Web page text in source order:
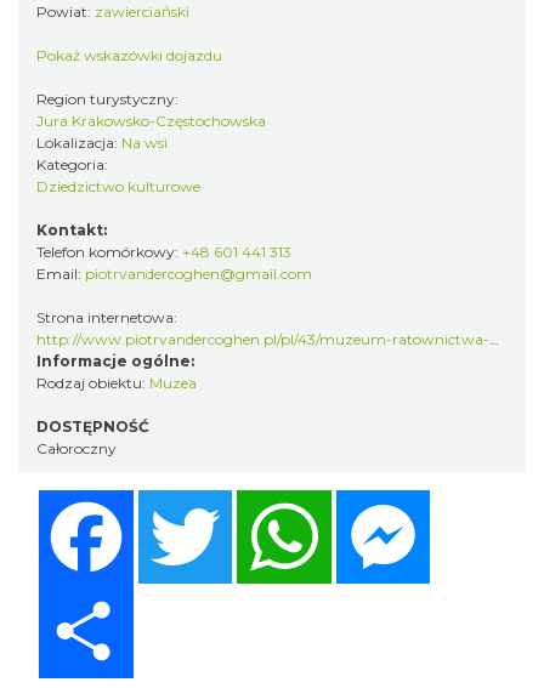
Powiat: zawierciański
Pokaż wskazówki dojazdu
Region turystyczny:
Jura Krakowsko-Częstochowska
Lokalizacja: Na wsi
Kategoria:
Dziedzictwo kulturowe
Kontakt:
Telefon komórkowy: +48 601 441 313
Email: piotrvandercoghen@gmail.com
Strona internetowa:
http://www.piotrvandercoghen.pl/pl/43/muzeum-ratownictwa-gorskiego
Informacje ogólne:
Rodzaj obiektu: Muzea
DOSTĘPNOŚĆ
Całoroczny
Twitter